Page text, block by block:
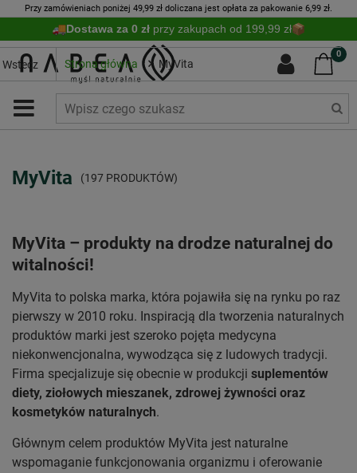
Przy zamówieniach poniżej 49,99 zł doliczana jest opłata za pakowanie 6,99 zł.
Dostawa za 0 zł przy zakupach od 199,99 zł
0
Wstecz Strona główna MyVita
MyVita (197 PRODUKTÓW)
MyVita – produkty na drodze naturalnej do
witalności!
MyVita to polska marka, która pojawiła się na rynku po raz
pierwszy w 2010 roku. Inspiracją dla tworzenia naturalnych
produktów marki jest szeroko pojęta medycyna
niekonwencjonalna, wywodząca się z ludowych tradycji.
Firma specjalizuje się obecnie w produkcji suplementów
diety, ziołowych mieszanek, zdrowej żywności oraz
kosmetyków naturalnych.
Głównym celem produktów MyVita jest naturalne
wspomaganie funkcjonowania organizmu i oferowanie